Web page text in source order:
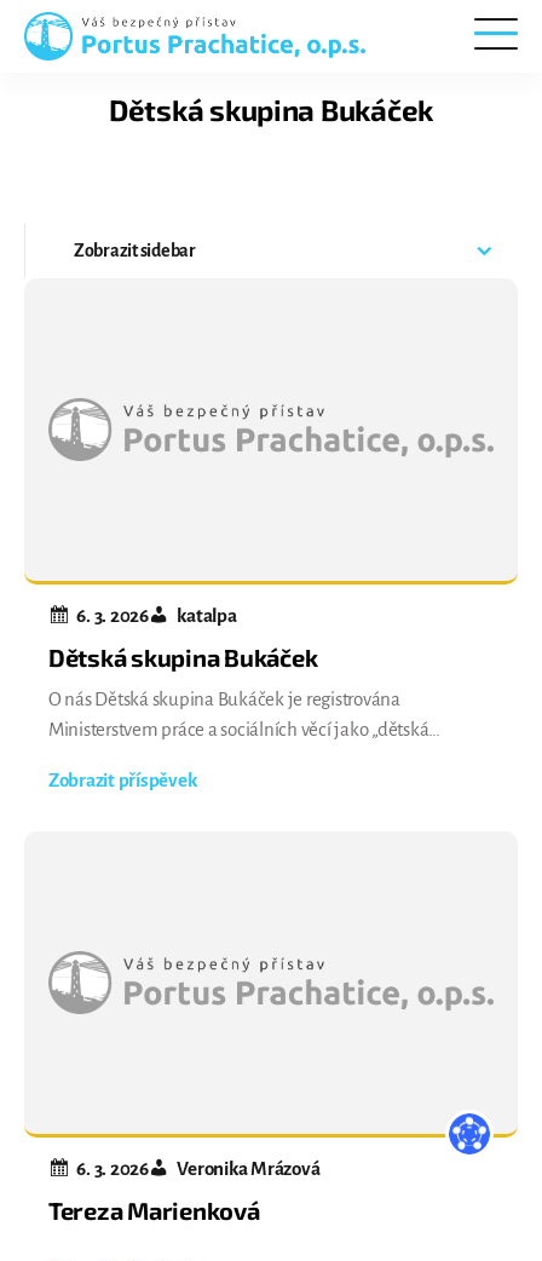
Prachatice
Dětská skupina Bukáček
6. 3. 2026 katalpa
Dětská skupina Bukáček
O nás Dětská skupina Bukáček je registrována
Ministerstvem práce a sociálních věcí jako „dětská
péče o dítě v dětské skupině. Zřizuje ji obec Buk ve
Zobrazit příspěvek
6. 3. 2026 Veronika Mrázová
Tereza Marienková
Zobrazitsidebar